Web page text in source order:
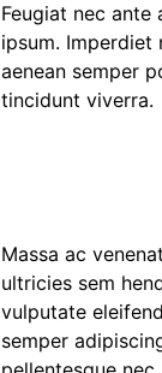
Feugiat nec ante
ipsum. Imperdiet
aenean semper
tincidunt viverra.
Massa ac
ultricies sem
vulputate
semper